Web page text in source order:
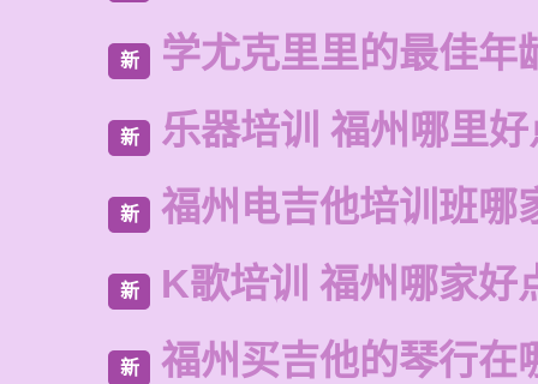
新 学尤克里里的最佳年
新 乐器培训 福州哪里
新 福州电吉他培训班哪
新 K歌培训 福州哪家好
新 福州买吉他的琴行在